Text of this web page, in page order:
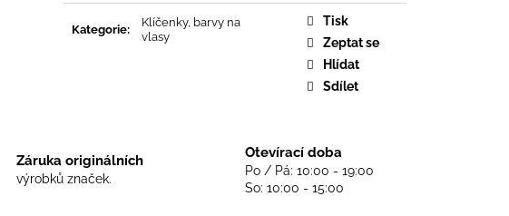
Kategorie:
Klíčenky, barvy na
vlasy
Tisk
Zeptat se
Hlídat
Sdílet
Záruka originálních
výrobků značek.
Otevírací doba
Po / Pá: 10:00 - 19:00
So: 10:00 - 15:00
TRIKO SKINHEADS NEVER DIE - BLACK